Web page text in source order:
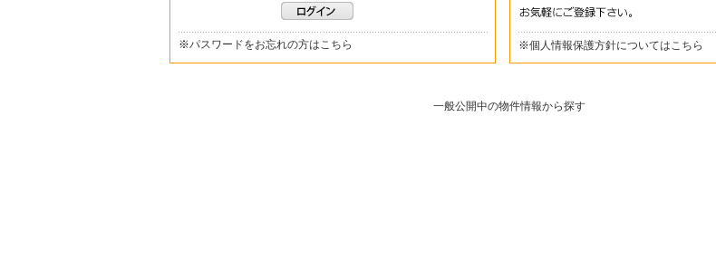
※パスワードをお忘れの方はこちら ※個人情報保護方針についてはこちら
一般公開中の物件情報から探す